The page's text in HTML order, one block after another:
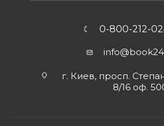
0-800-212-
г. Киев, просп.
8/16 оф.